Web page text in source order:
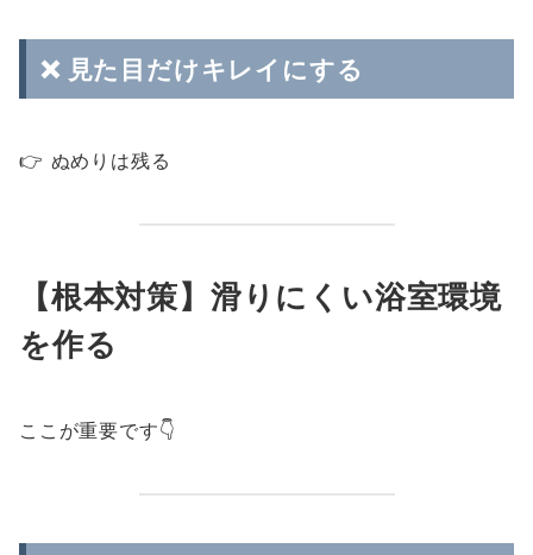
❌ 見た目だけキレイにする
👉 ぬめりは残る
【根本対策】滑りにくい浴室環境
を作る
ここが重要です👇